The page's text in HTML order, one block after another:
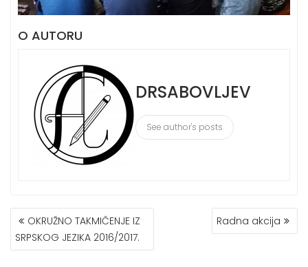
O AUTORU
DRSABOVLJEV
See author's posts
КРЕТАЊЕ
ЧЛАНКА
OKRUŽNO TAKMIČENJE IZ
SRPSKOG JEZIKA 2016/2017.
Radna akcija